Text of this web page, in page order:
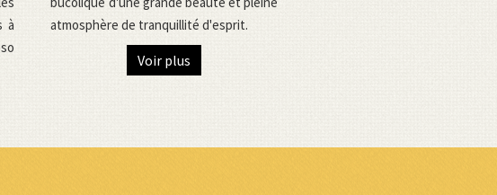
à
atmosphère de tranquillité d'esprit.
Voir plus